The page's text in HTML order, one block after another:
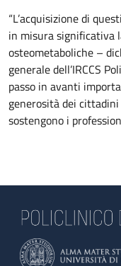
“L’acquisizione di
in misura significativa
osteometaboliche –
generale dell’IRCCS
passo in avanti
generosità dei
sostengono i